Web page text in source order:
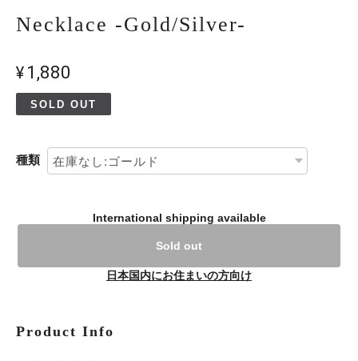
Necklace -Gold/Silver-
¥1,880
SOLD OUT
種類
International shipping available
Sold out
日本国内にお住まいの方向け
Product Info